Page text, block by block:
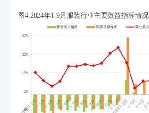
图4 2024年1-9月服装行业主要效益指标情况